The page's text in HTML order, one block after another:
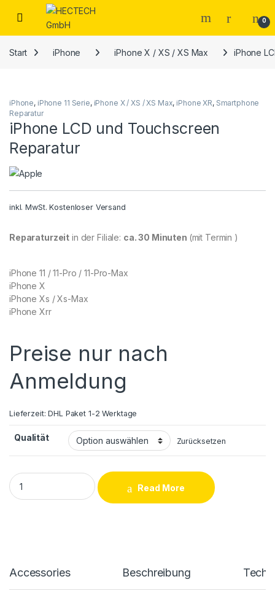
Open 0
Start iPhone iPhone X / XS / XS Max iPhone
iPhone, iPhone 11 Serie, iPhone X / XS / XS Max, iPhone XR, Smartphone
Reparatur
iPhone LCD und Touchscreen
Reparatur
inkl. MwSt. Kostenloser Versand
Reparaturzeit in der Filiale: ca. 30 Minuten (mit Termin )
iPhone 11 / 11-Pro / 11-Pro-Max
iPhone X
iPhone Xs / Xs-Max
iPhone Xrr
Preise nur nach
Anmeldung
Lieferzeit:DHL Paket 1-2 Werktage
Qualität Zurücksetzen
iPhone LCD und Touchscreen Reparatur quantity
Read More
Accessories Beschreibung